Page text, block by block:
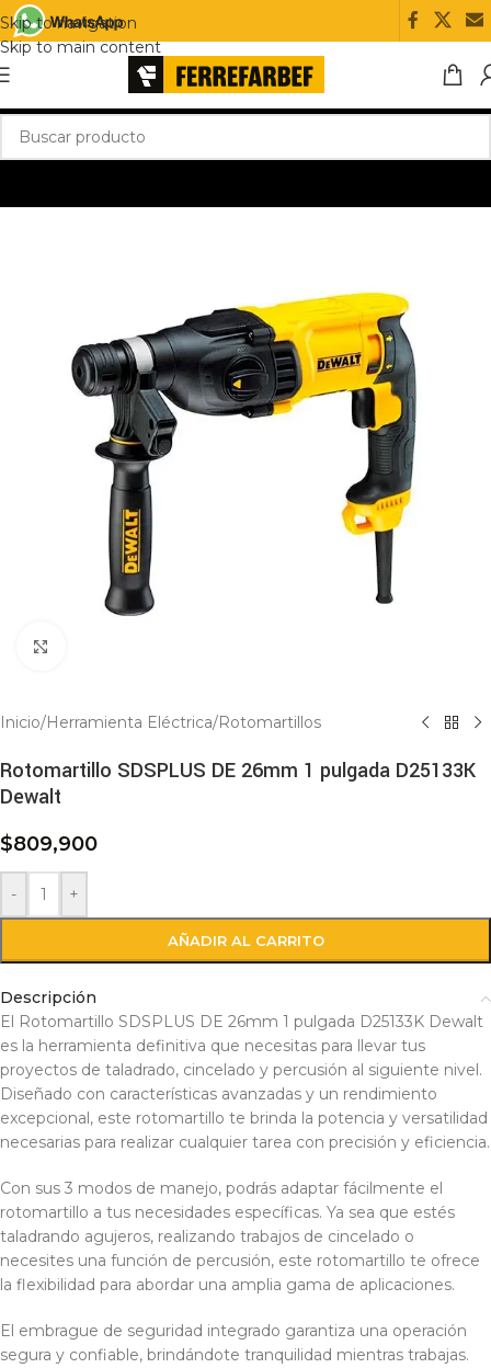
Skip to navigation
Skip to main content
Inicio/Herramienta Eléctrica/Rotomartillos
Rotomartillo SDSPLUS DE 26mm 1 pulgada D25133K
Dewalt
$809,900
- +
AÑADIR AL CARRITO
Descripción
El Rotomartillo SDSPLUS DE 26mm 1 pulgada D25133K Dewalt
es la herramienta definitiva que necesitas para llevar tus
proyectos de taladrado, cincelado y percusión al siguiente nivel.
Diseñado con características avanzadas y un rendimiento
excepcional, este rotomartillo te brinda la potencia y versatilidad
necesarias para realizar cualquier tarea con precisión y eficiencia.
Con sus 3 modos de manejo, podrás adaptar fácilmente el
rotomartillo a tus necesidades específicas. Ya sea que estés
taladrando agujeros, realizando trabajos de cincelado o
necesites una función de percusión, este rotomartillo te ofrece
la flexibilidad para abordar una amplia gama de aplicaciones.
El embrague de seguridad integrado garantiza una operación
segura y confiable, brindándote tranquilidad mientras trabajas.